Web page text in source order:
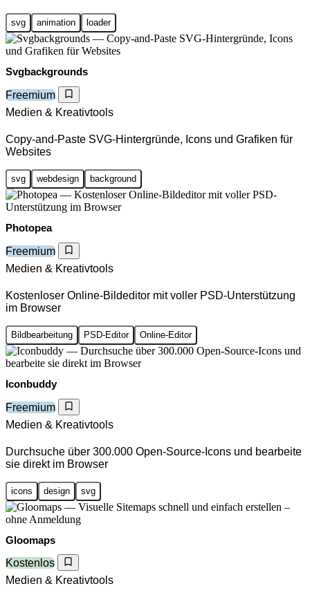
svg animation loader
Svgbackgrounds
Freemium
Medien & Kreativtools
Copy-and-Paste SVG-Hintergründe, Icons und Grafiken für
Websites
svg webdesign background
Photopea
Freemium
Medien & Kreativtools
Kostenloser Online-Bildeditor mit voller PSD-Unterstützung
im Browser
Bildbearbeitung PSD-Editor Online-Editor
Iconbuddy
Freemium
Medien & Kreativtools
Durchsuche über 300.000 Open-Source-Icons und bearbeite
sie direkt im Browser
icons design svg
Gloomaps
Kostenlos
Medien & Kreativtools